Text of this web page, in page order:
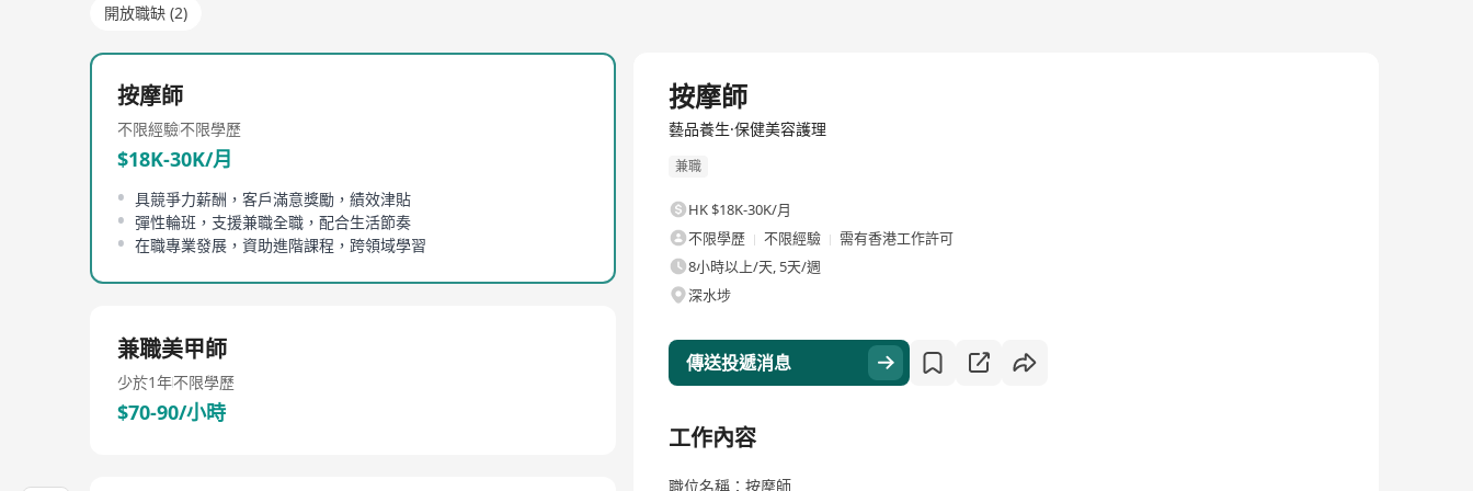
開放職缺 (2)
按摩師
不限經驗不限學歷
$18K-30K/月
具競爭力薪酬，客戶滿意獎勵，績效津貼
彈性輪班，支援兼職全職，配合生活節奏
在職專業發展，資助進階課程，跨領域學習
兼職美甲師
少於1年不限學歷
$70-90/小時
按摩師
藝品養生·保健美容護理
兼職
HK $18K-30K/月
不限學歷
不限經驗
需有香港工作許可
8小時以上/天, 5天/週
深水埗
傳送投遞消息
工作內容
職位名稱：按摩師